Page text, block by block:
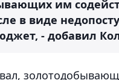
им
в виде
- добавил